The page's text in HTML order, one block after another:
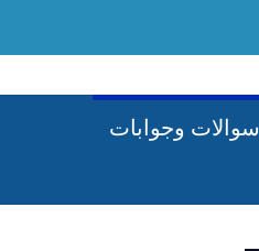
سوالات وجوابات